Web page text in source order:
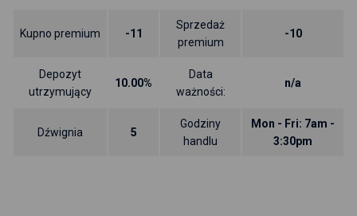
Kupno premium -11
Sprzedaż
premium
-10
Depozyt
utrzymujący
10.00%
Data
ważności:
n/a
Dźwignia 5
Godziny
handlu
Mon - Fri: 7am -
3:30pm